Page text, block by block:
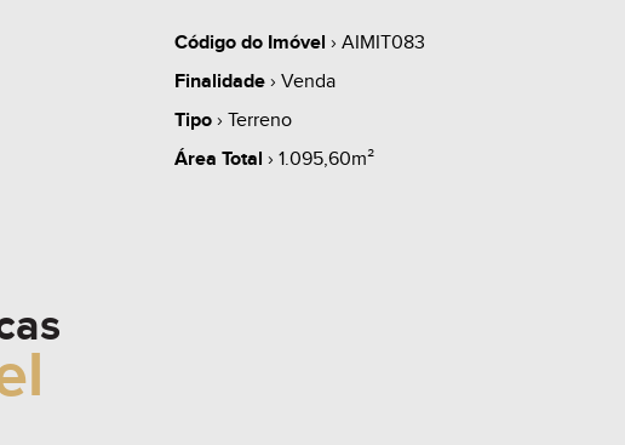
Código do Imóvel › AIMIT083
Finalidade› Venda
Tipo› Terreno
Área Total › 1.095,60m²